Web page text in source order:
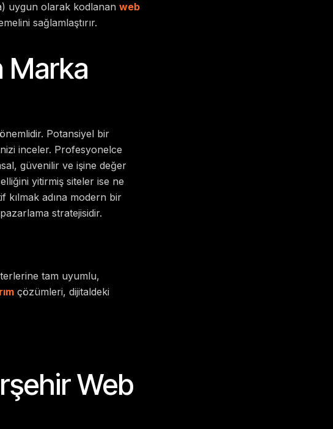
uygun olarak kodlanan web
sağlamlaştırır.
Marka
Potansiyel bir
inceler. Profesyonelce
güvenilir ve işine değer
yitirmiş siteler ise ne
kılmak adına modern bir
stratejisidir.
tam uyumlu,
çözümleri, dijitaldeki
Web